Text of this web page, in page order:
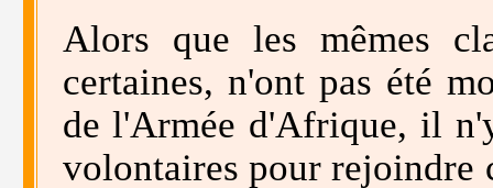
Alors que les mêmes
certaines, n'ont pas été
de l'Armée d'Afrique, il
volontaires pour rejoindre